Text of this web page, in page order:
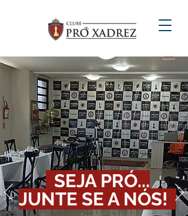
SEJA PRÓ...
JUNTE SE A NÓS!